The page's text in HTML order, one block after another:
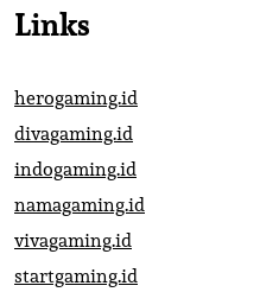
Links
herogaming.id
divagaming.id
indogaming.id
namagaming.id
vivagaming.id
startgaming.id